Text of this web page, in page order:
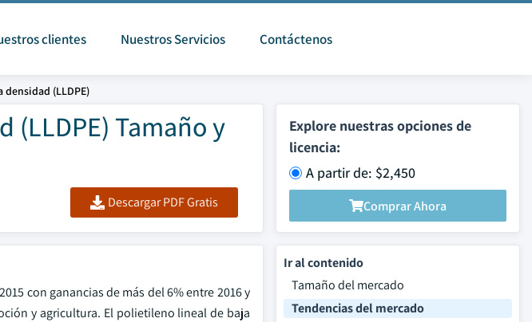
clientes Nuestros Servicios Contáctenos
(LLDPE)
Tamaño y
Descargar PDF Gratis
Explore nuestras opciones de
licencia:
A partir de: $2,450
Comprar Ahora
con ganancias de más del 6% entre 2016 y
y agricultura. El polietileno lineal de baja
Ir al contenido
Tamaño del mercado
Tendencias del mercado